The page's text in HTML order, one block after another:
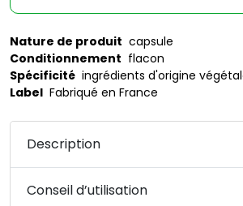
Nature de produit capsule
Conditionnement flacon
Spécificité ingrédients d'origine
Label Fabriqué en France
Description
Conseil d’utilisation